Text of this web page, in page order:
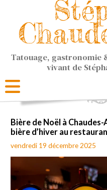
Tatouage, gastronomie
vivant de
Bière de Noël à
bière d’hiver au
vendredi 19 décembre 2025